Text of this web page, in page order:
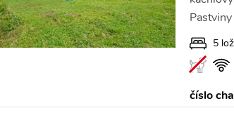
5
číslo